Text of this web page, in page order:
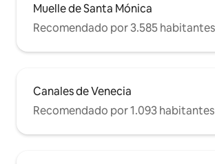
Muelle de Santa Mónica
Recomendado por 3.585
Canales de Venecia
Recomendado por 1.093